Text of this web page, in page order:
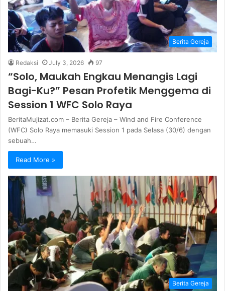
Berita Gereja
Redaksi July 3, 2026 97
“Solo, Maukah Engkau Menangis Lagi
Bagi-Ku?” Pesan Profetik Menggema di
Session 1 WFC Solo Raya
BeritaMujizat.com – Berita Gereja – Wind and Fire Conference
(WFC) Solo Raya memasuki Session 1 pada Selasa (30/6) dengan
sebuah…
Read More »
Berita Gereja